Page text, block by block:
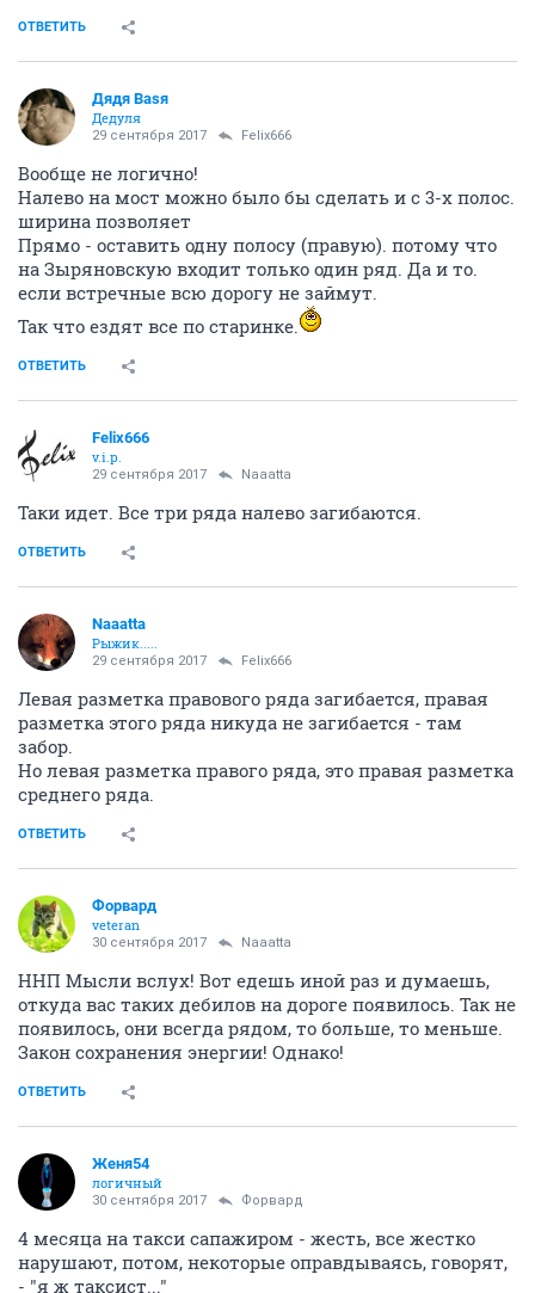
ОТВЕТИТЬ
Дядя Ваsя
Дедуля
29 сентября 2017 Felix666
Вообще не логично!
Налево на мост можно было бы сделать и с 3-х полос.
ширина позволяет
Прямо - оставить одну полосу (правую). потому что
на Зыряновскую входит только один ряд. Да и то.
если встречные всю дорогу не займут.
Так что ездят все по старинке.
ОТВЕТИТЬ
Felix666
v.i.p.
29 сентября 2017 Naaatta
Таки идет. Все три ряда налево загибаются.
ОТВЕТИТЬ
Naaatta
Рыжик.....
29 сентября 2017 Felix666
Левая разметка правового ряда загибается, правая
разметка этого ряда никуда не загибается - там
забор.
Но левая разметка правого ряда, это правая разметка
среднего ряда.
ОТВЕТИТЬ
Форвард
veteran
30 сентября 2017 Naaatta
ННП Мысли вслух! Вот едешь иной раз и думаешь,
откуда вас таких дебилов на дороге появилось. Так не
появилось, они всегда рядом, то больше, то меньше.
Закон сохранения энергии! Однако!
ОТВЕТИТЬ
Женя54
логичный
30 сентября 2017 Форвард
4 месяца на такси сапажиром - жесть, все жестко
нарушают, потом, некоторые оправдываясь, говорят,
- "я ж таксист..."